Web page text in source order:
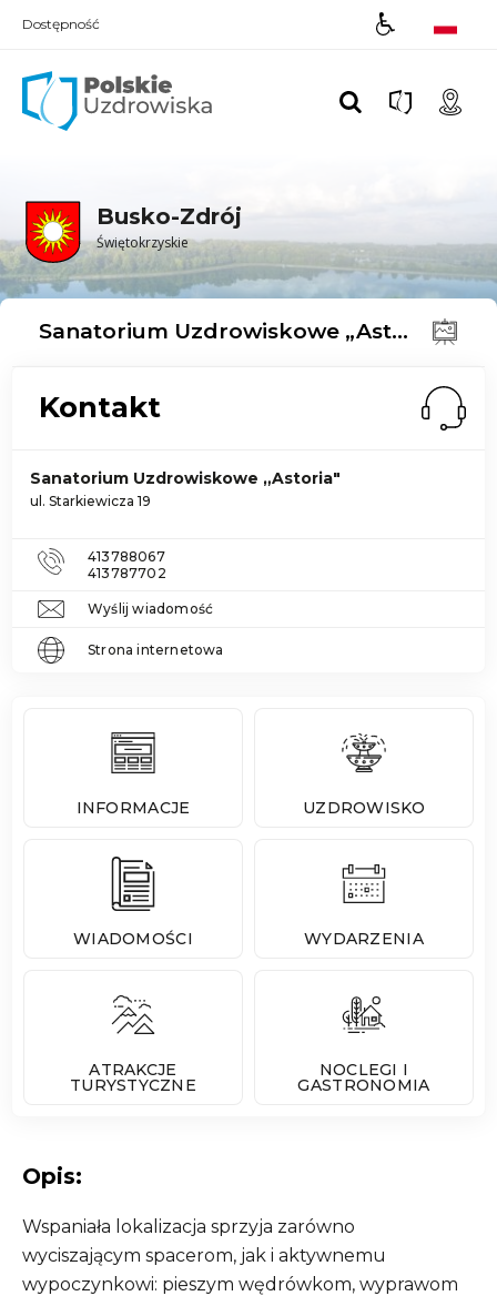
Dostępność
Busko-Zdrój
Świętokrzyskie
Sanatorium Uzdrowiskowe „Astoria"
Kontakt
Sanatorium Uzdrowiskowe „Astoria"
ul. Starkiewicza 19
413788067
413787702
Wyślij wiadomość
Strona internetowa
INFORMACJE UZDROWISKO
WIADOMOŚCI WYDARZENIA
ATRAKCJE
TURYSTYCZNE
NOCLEGI I
GASTRONOMIA
Opis:
Wspaniała lokalizacja sprzyja zarówno
wyciszającym spacerom, jak i aktywnemu
wypoczynkowi: pieszym wędrówkom, wyprawom